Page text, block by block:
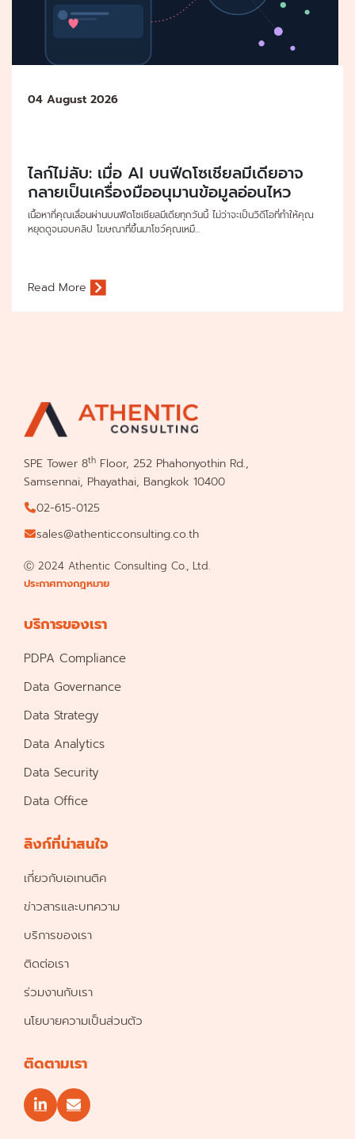
04 August 2026
ไลก์ไม่ลับ: เมื่อ AI บนฟีดโซเชียลมีเดียอาจ
กลายเป็นเครื่องมืออนุมานข้อมูลอ่อนไหว
เนื้อหาที่คุณเลื่อนผ่านบนฟีดโซเชียลมีเดียทุกวันนี้ ไม่ว่าจะเป็นวิดีโอที่ทำให้คุณ
หยุดดูจนจบคลิป โฆษณาที่ขึ้นมาโชว์คุณเหมื...
Read More
SPE Tower 8th Floor, 252 Phahonyothin Rd.,
Samsennai, Phayathai, Bangkok 10400
02-615-0125
sales@athenticconsulting.co.th
Ⓒ 2024 Athentic Consulting Co., Ltd.
ประกาศทางกฎหมาย
บริการของเรา
PDPA Compliance
Data Governance
Data Strategy
Data Analytics
Data Security
Data Office
ลิงก์ที่น่าสนใจ
เกี่ยวกับเอเทนติค
ข่าวสารและบทความ
บริการของเรา
ติดต่อเรา
ร่วมงานกับเรา
นโยบายความเป็นส่วนตัว
ติดตามเรา